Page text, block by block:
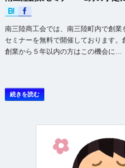
南三陸商工会では、南三陸町内で創
セミナーを無料で開催しております。
創業から５年以内の方はこの機会に…
続きを読む